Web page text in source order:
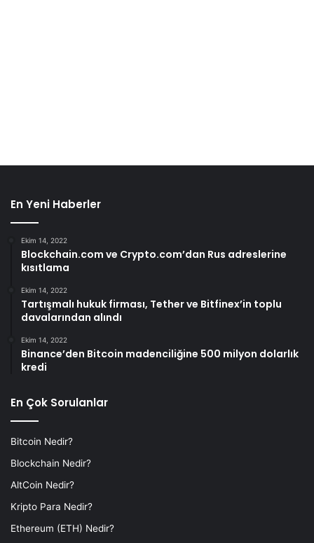
En Yeni Haberler
Ekim 14, 2022
Blockchain.com ve Crypto.com’dan Rus adreslerine
kısıtlama
Ekim 14, 2022
Tartışmalı hukuk firması, Tether ve Bitfinex’in toplu
davalarından alındı
Ekim 14, 2022
Binance’den Bitcoin madenciliğine 500 milyon dolarlık
kredi
En Çok Sorulanlar
Bitcoin Nedir?
Blockchain Nedir?
AltCoin Nedir?
Kripto Para Nedir?
Ethereum (ETH) Nedir?